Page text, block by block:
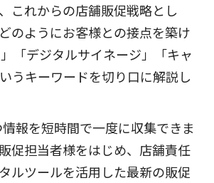
これからの店舗販促戦略とし
のようにお客様との接点を築け
「デジタルサイネージ」「キャ
うキーワードを切り口に解説し
報を短時間で一度に収集できま
促担当者様をはじめ、店舗責任
ルツールを活用した最新の販促